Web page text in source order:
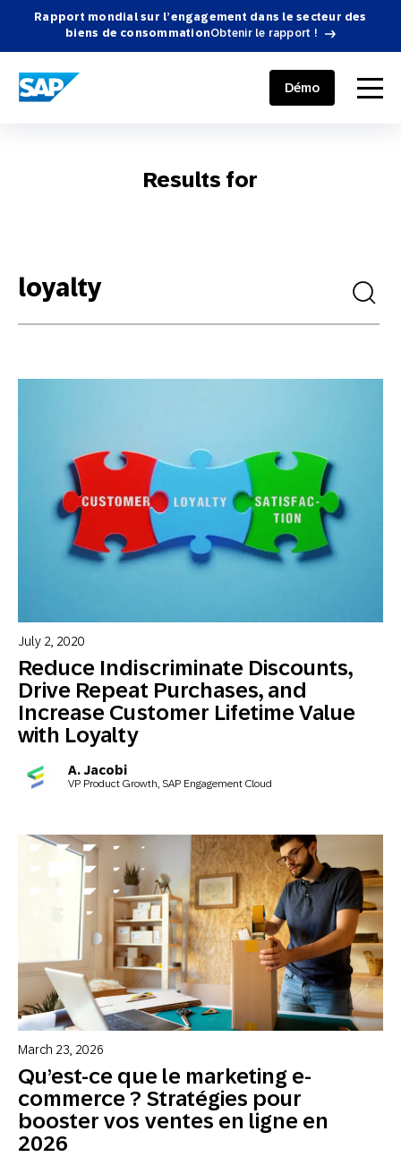
Rapport mondial sur l’engagement dans le secteur des
biens de consommationObtenir le rapport !
SAP ENGAGEMENT CLOUD menu
Démo
Results for
for:
Reduce Indiscriminate Discounts,
Drive Repeat Purchases, and
Increase Customer Lifetime Value
with Loyalty
July 2, 2020
A. Jacobi
VP Product Growth, SAP Engagement Cloud
Qu’est-ce que le marketing e-
commerce ? Stratégies pour
booster vos ventes en ligne en
2026
March 23, 2026